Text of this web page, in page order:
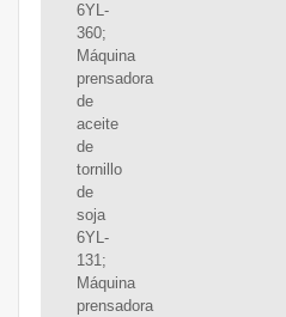
6YL-
360;
Máquina
prensadora
de
aceite
de
tornillo
de
soja
6YL-
131;
Máquina
prensadora